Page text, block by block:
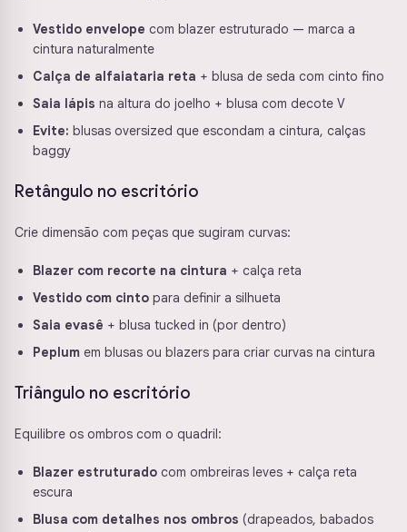
Vestido envelope com blazer estruturado — marca a
cintura naturalmente
Calça de alfaiataria reta + blusa de seda com cinto fino
Saia lápis na altura do joelho + blusa com decote V
Evite: blusas oversized que escondam a cintura, calças
baggy
Retângulo no escritório
Crie dimensão com peças que sugiram curvas:
Blazer com recorte na cintura + calça reta
Vestido com cinto para definir a silhueta
Saia evasê + blusa tucked in (por dentro)
Peplum em blusas ou blazers para criar curvas na cintura
Triângulo no escritório
Equilibre os ombros com o quadril:
Blazer estruturado com ombreiras leves + calça reta
escura
Blusa com detalhes nos ombros (drapeados, babados